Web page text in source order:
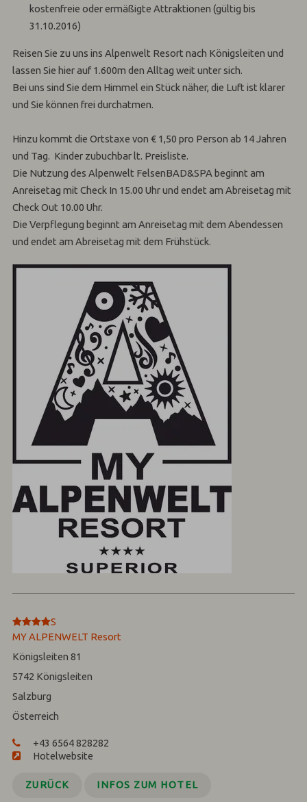
kostenfreie oder ermäßigte Attraktionen (gültig bis
31.10.2016)
Reisen Sie zu uns ins Alpenwelt Resort nach Königsleiten und
lassen Sie hier auf 1.600m den Alltag weit unter sich.
Bei uns sind Sie dem Himmel ein Stück näher, die Luft ist klarer
und Sie können frei durchatmen.
Hinzu kommt die Ortstaxe von € 1,50 pro Person ab 14 Jahren
und Tag. Kinder zubuchbar lt. Preisliste.
Die Nutzung des Alpenwelt FelsenBAD&SPA beginnt am
Anreisetag mit Check In 15.00 Uhr und endet am Abreisetag mit
Check Out 10.00 Uhr.
Die Verpflegung beginnt am Anreisetag mit dem Abendessen
und endet am Abreisetag mit dem Frühstück.
****
S
MY ALPENWELT Resort
Königsleiten 81
5742 Königsleiten
Salzburg
Österreich
+43 6564 828282
Hotelwebsite
ZURÜCK INFOS ZUM HOTEL